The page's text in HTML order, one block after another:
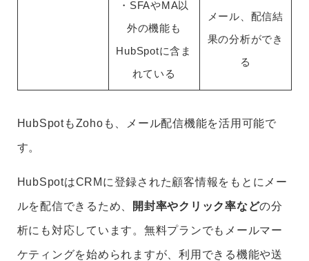
・SFAやMA以
外の機能も
HubSpotに含ま
れている
メール、配信結
果の分析ができ
る
HubSpotもZohoも、メール配信機能を活用可能で
す。
HubSpotはCRMに登録された顧客情報をもとにメー
ルを配信できるため、 開封率やクリック率などの分
析にも対応しています。無料プランでもメールマー
ケティングを始められますが、利用できる機能や送